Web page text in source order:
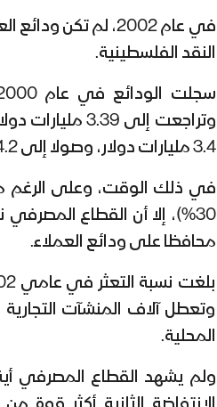
النقد الفلسطينية.
3.4 مليارات دولار، وصولا إلى 4.2 مليارات دولار في 2006.
في ذلك الوقت، وعلى الرغم
30%)، إلا أن القطاع
محافظا على ودائع العملاء.
وتعطل آلاف المنشآت
المحلية.
ولم يشهد القطاع المصرفي